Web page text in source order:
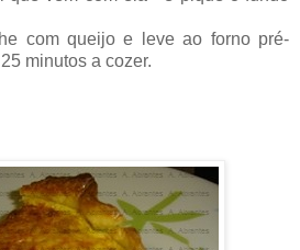
com queijo e leve ao forno pré-
minutos a cozer.